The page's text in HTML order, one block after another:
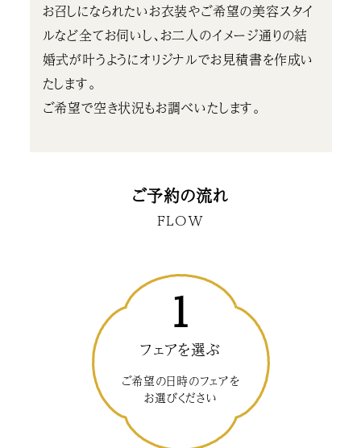
お召しになられたいお衣装やご希望の美容スタイ
ルなど全てお伺いし、お二人のイメージ通りの結
婚式が叶うようにオリジナルでお見積書を作成い
たします。
ご希望で空き状況もお調べいたします。
ご予約の流れ
FLOW
1
フェアを選ぶ
ご希望の日時のフェアを
お選びください